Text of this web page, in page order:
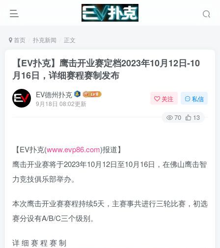
首页 扑克新闻 正文
【EV扑克】鹰击开业赛定档2023年10月12日-10
月16日，详细赛程赛制发布
EV德州扑克
9月18日 08:02更新
关注 私信
70 13
【EV扑克(www.evp86.com)报道】
鹰击开业赛将于2023年10月12日至10月16日，在佛山鹰击智
力竞技俱乐部举办。
本次鹰击开业赛赛程持续5天，主赛事共进行三轮比赛，初选
赛分设有A/B/C三个级别。
详 细 赛 程 赛 制